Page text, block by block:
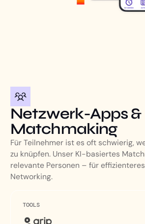
Netzwerk-Apps &
Matchmaking
Für Teilnehmer ist es oft schwierig,
zu knüpfen. Unser KI-basiertes
relevante Personen – für
Networking.
TOOLS